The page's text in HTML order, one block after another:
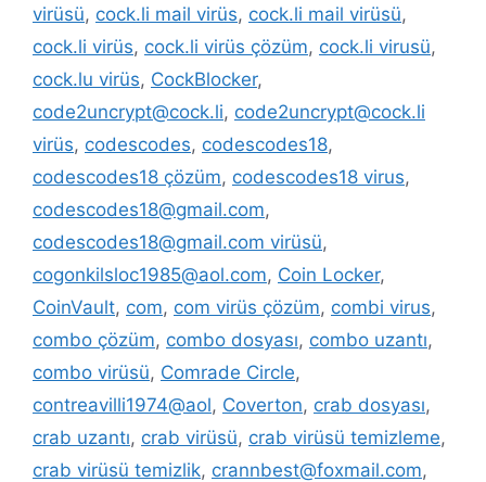
virüsü, cock.li mail virüs, cock.li mail virüsü,
cock.li virüs, cock.li virüs çözüm, cock.li virusü,
cock.lu virüs, CockBlocker,
code2uncrypt@cock.li, code2uncrypt@cock.li
virüs, codescodes, codescodes18,
codescodes18 çözüm, codescodes18 virus,
codescodes18@gmail.com,
codescodes18@gmail.com virüsü,
cogonkilsloc1985@aol.com, Coin Locker,
CoinVault, com, com virüs çözüm, combi virus,
combo çözüm, combo dosyası, combo uzantı,
combo virüsü, Comrade Circle,
contreavilli1974@aol, Coverton, crab dosyası,
crab uzantı, crab virüsü, crab virüsü temizleme,
crab virüsü temizlik, crannbest@foxmail.com,